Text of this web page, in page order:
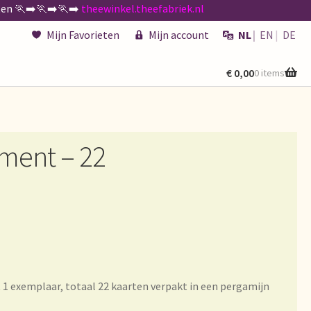
🏃‍➡️🏃‍➡️🏃‍➡️ theewinkel.theefabriek.nl
Mijn Favorieten Mijn account NL EN DE
€ 0,000 items
– 22
exemplaar, totaal 22 kaarten verpakt in een pergamijn